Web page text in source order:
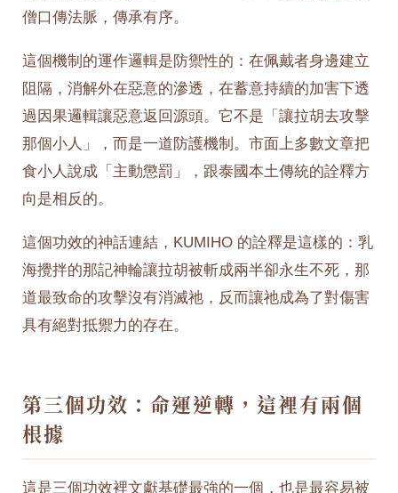
僧口傳法脈，傳承有序。
這個機制的運作邏輯是防禦性的：在佩戴者身邊建立
阻隔，消解外在惡意的滲透，在蓄意持續的加害下透
過因果邏輯讓惡意返回源頭。它不是「讓拉胡去攻擊
那個小人」，而是一道防護機制。市面上多數文章把
食小人說成「主動懲罰」，跟泰國本土傳統的詮釋方
向是相反的。
這個功效的神話連結，KUMIHO 的詮釋是這樣的：乳
海攪拌的那記神輪讓拉胡被斬成兩半卻永生不死，那
道最致命的攻擊沒有消滅祂，反而讓祂成為了對傷害
具有絕對抵禦力的存在。
第三個功效：命運逆轉，這裡有兩個
根據
這是三個功效裡文獻基礎最強的一個，也是最容易被